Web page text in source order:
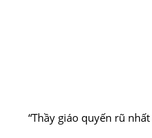
“Thầy giáo quyến rũ